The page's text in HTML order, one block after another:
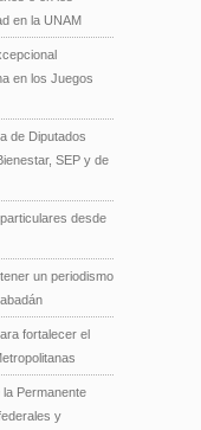
en la UNAM
en los Juegos
de Diputados
SEP y de
desde
un periodismo
fortalecer el
Permanente
y